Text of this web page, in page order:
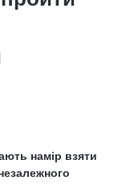
намір взяти